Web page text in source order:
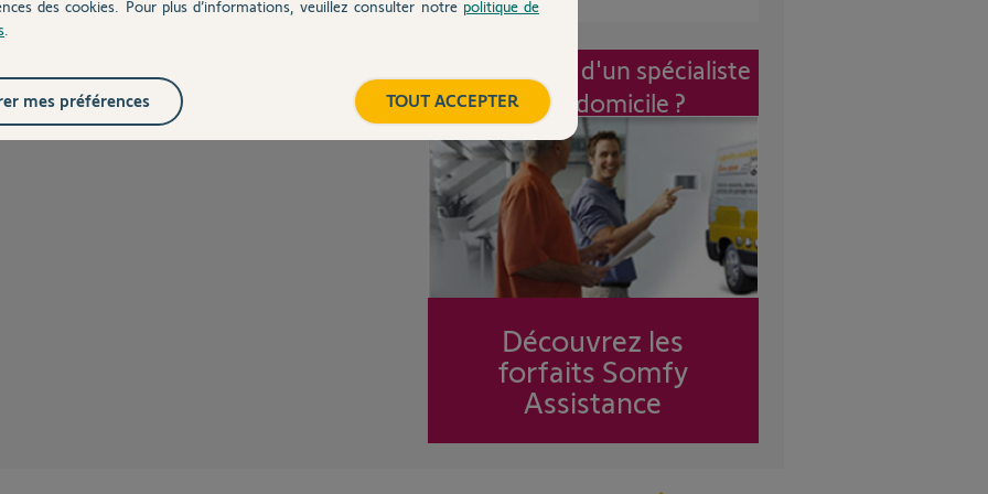
Posez votre question
Intervention d'un spécialiste
à mon domicile ?
Découvrez les
forfaits Somfy
Assistance
des cookies. Pour plus d’informations, veuillez consulter notre politique de
TOUT ACCEPTER
mes préférences